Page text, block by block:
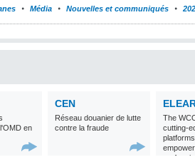
Média Nouvelles et communiqués
en
CEN
Réseau douanier de lutte
contre la fraude
The
cutting-